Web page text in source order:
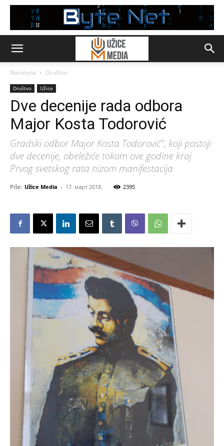
Naslovna Društvo
Društvo Užice
Dve decenije rada odbora
Major Kosta Todorović
Gradski odbor Major Kosta Todorović", koji postoji
dve decenije, obeležiće tokom ove godine kraj
Prvog svetskog rata nizom manifestacija
Piše: Užice Media - 17. март 2018. 2395